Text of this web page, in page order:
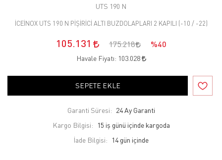
UTS 190 N
İCEİNOX UTS 190 N PİŞİRİCİ ALTI BUZDOLAPLARI 2 KAPILI (-10 / -22)
105.131 175.218 %40
Havale Fiyatı: 103.028
SEPETE EKLE
Garanti Süresi: 24 Ay Garanti
Kargo Bilgisi:
15 iş günü içinde kargoda
İade Bilgisi: